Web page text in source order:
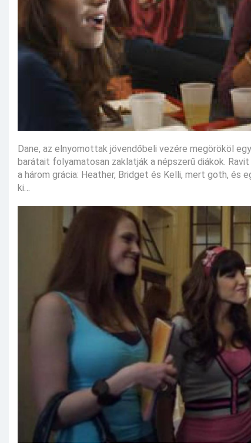
Dane, az elnyomottak jövendőbeli vezére megörököl
barátait folyamatosan zaklatják a népszerű diákok.
a három grácia: Heather, Bridget és Kelli, mert goth, és
ki…